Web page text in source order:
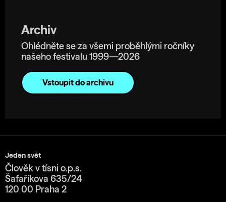
Archiv
Ohlédněte se za všemi proběhlými ročníky
našeho festivalu 1999—2026
Vstoupit do archivu
Jeden svět
Člověk v tísni o.p.s.
Šafaříkova 635/24
120 00 Praha 2